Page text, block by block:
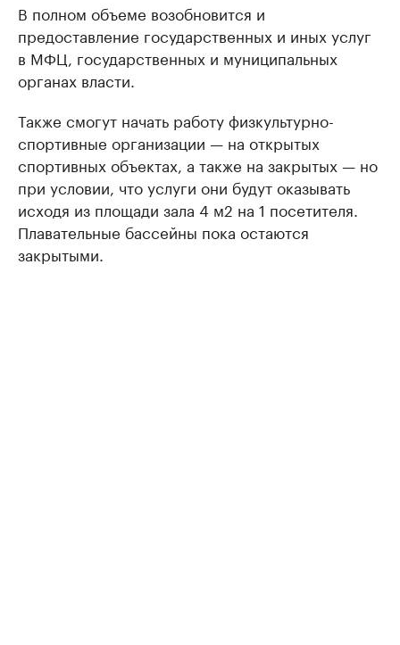
В полном объеме возобновится и
предоставление государственных и иных услуг
в МФЦ, государственных и муниципальных
органах власти.
Также смогут начать работу физкультурно-
спортивные организации — на открытых
спортивных объектах, а также на закрытых — но
при условии, что услуги они будут оказывать
исходя из площади зала 4 м2 на 1 посетителя.
Плавательные бассейны пока остаются
закрытыми.